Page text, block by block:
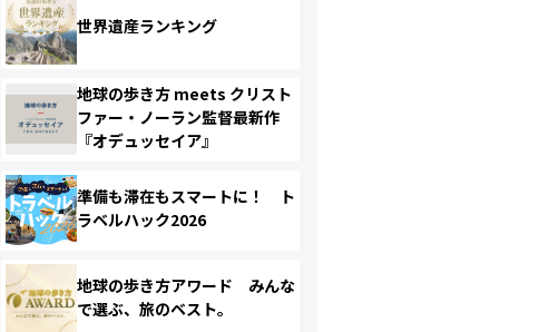
世界遺産ランキング
地球の歩き方 meets クリスト
ファー・ノーラン監督最新作
『オデュッセイア』
準備も滞在もスマートに！ ト
ラベルハック2026
地球の歩き方アワード みんな
で選ぶ、旅のベスト。